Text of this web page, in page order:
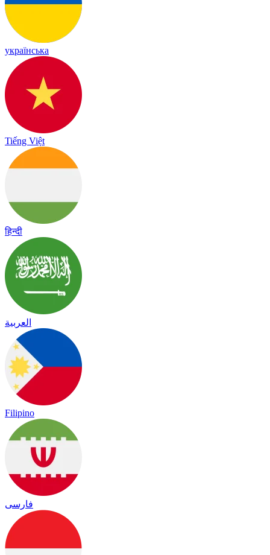
українська
Tiếng Việt
हिन्दी
العربية
Filipino
فارسی